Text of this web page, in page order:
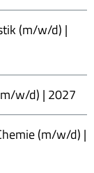
(m/w/d) |
w/d) | 2027
(m/w/d) |